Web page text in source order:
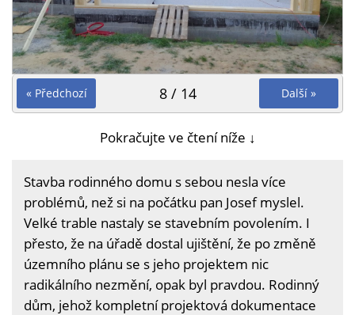
« Předchozí Další »
8 / 14
Pokračujte ve čtení níže ↓
Stavba rodinného domu s sebou nesla více
problémů, než si na počátku pan Josef myslel.
Velké trable nastaly se stavebním povolením. I
přesto, že na úřadě dostal ujištění, že po změně
územního plánu se s jeho projektem nic
radikálního nezmění, opak byl pravdou. Rodinný
dům, jehož kompletní projektová dokumentace